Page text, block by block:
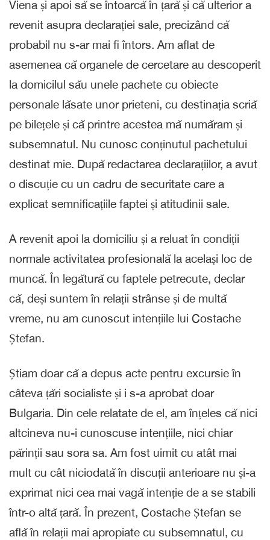
Viena și apoi să se întoarcă în țară și că ulterior a
revenit asupra declarației sale, precizând că
probabil nu s-ar mai fi întors. Am aflat de
asemenea că organele de cercetare au descoperit
la domicilul său unele pachete cu obiecte
personale lăsate unor prieteni, cu destinația scriă
pe bilețele și că printre acestea mă număram și
subsemnatul. Nu cunosc conținutul pachetului
destinat mie. După redactarea declarațiilor, a avut
o discuție cu un cadru de securitate care a
explicat semnificațiile faptei și atitudinii sale.
A revenit apoi la domiciliu și a reluat în condiții
normale activitatea profesională la același loc de
muncă. În legătură cu faptele petrecute, declar
că, deși suntem în relații strânse și de multă
vreme, nu am cunoscut intențiile lui Costache
Ștefan.
Știam doar că a depus acte pentru excursie în
câteva țări socialiste și i s-a aprobat doar
Bulgaria. Din cele relatate de el, am înțeles că nici
altcineva nu-i cunoscuse intențiile, nici chiar
părinții sau sora sa. Am fost uimit cu atât mai
mult cu cât niciodată în discuții anterioare nu și-a
exprimat nici cea mai vagă intenție de a se stabili
într-o altă țară. În prezent, Costache Ștefan se
află în relații mai apropiate cu subsemnatul, cu